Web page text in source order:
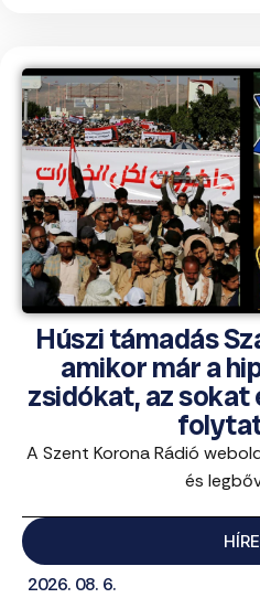
Húszi támadás
amikor már a
zsidókat, az sokat
A Szent Korona Rádió
és
2026. 08. 6.